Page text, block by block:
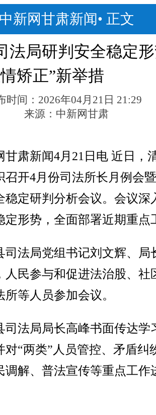
中新网甘肃新闻• 正文
法局研判安全稳定
矫正”新举措
时间： 2026年04月21日 21:29
来源： 中新网甘肃
新闻4月21日电 近日，
召开4月份司法所长月例会
稳定研判分析会议。会议深
定形势，全面部署近期重点
法局党组书记刘文辉、局
人民参与和促进法治股、社
所等人员参加会议。
法局局长高峰书面传达学
对“两类”人员管控、矛盾纠
调解、普法宣传等重点工作